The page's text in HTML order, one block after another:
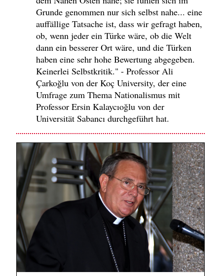
Grunde genommen nur sich selbst nahe... eine
auffällige Tatsache ist, dass wir gefragt haben,
ob, wenn jeder ein Türke wäre, ob die Welt
dann ein besserer Ort wäre, und die Türken
haben eine sehr hohe Bewertung abgegeben.
Keinerlei Selbstkritik." - Professor Ali
Çarkoğlu von der Koç University, der eine
Umfrage zum Thema Nationalismus mit
Professor Ersin Kalaycıoğlu von der
Universität Sabancı durchgeführt hat.